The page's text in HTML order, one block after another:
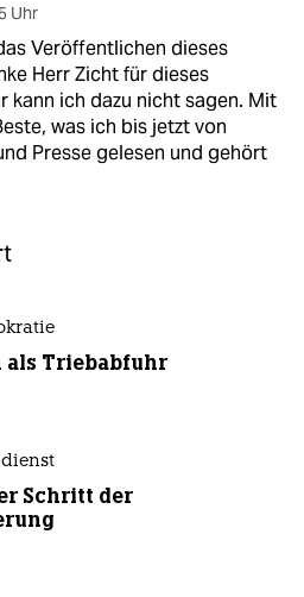
Uhr
Veröffentlichen dieses
Herr Zicht für dieses
kann ich dazu nicht sagen. Mit
was ich bis jetzt von
Presse gelesen und gehört
als Triebabfuhr
Schritt der